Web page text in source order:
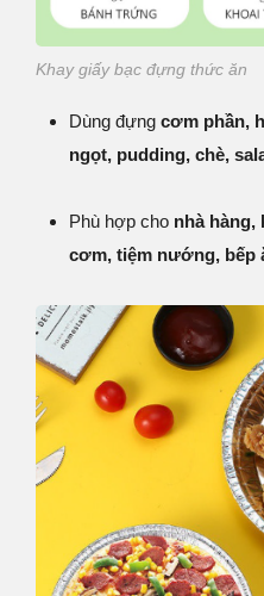
Khay giấy bạc đựng thức ăn
Dùng đựng cơm phần,
ngọt, pudding, chè,
Phù hợp cho nhà hàng,
cơm, tiệm nướng, bếp